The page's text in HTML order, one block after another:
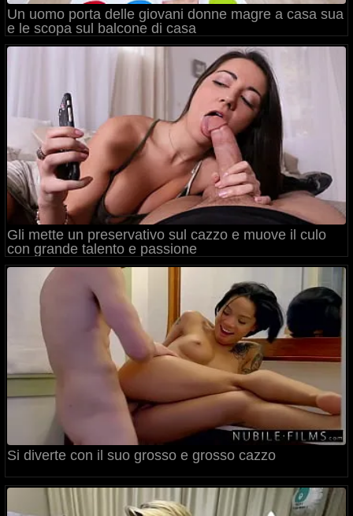
Un uomo porta delle giovani donne magre a casa sua
e le scopa sul balcone di casa
Gli mette un preservativo sul cazzo e muove il culo
con grande talento e passione
Si diverte con il suo grosso e grosso cazzo